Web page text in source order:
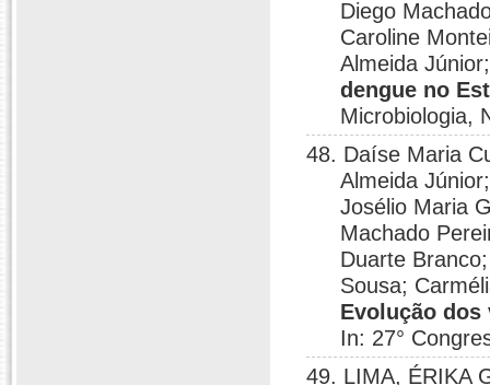
Diego
Caroline
Almeida
dengue no
Microbiologia,
48. Daíse Maria
Almeida
Josélio Maria
Machado
Duarte
Sousa;
Evolução dos
In: 27°
49. LIMA, ÉRIKA